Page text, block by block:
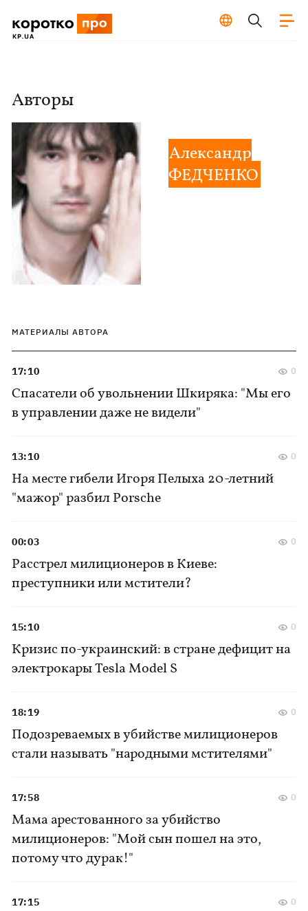
Авторы
Александр
ФЕДЧЕНКО
МАТЕРИАЛЫ АВТОРА
Спасатели об увольнении Шкиряка: "Мы его
в управлении даже не видели"
17:10 0
На месте гибели Игоря Пелыха 20-летний
"мажор" разбил Porsche
13:10 0
Расстрел милиционеров в Киеве:
преступники или мстители?
00:03 0
Кризис по-украинский: в стране дефицит на
электрокары Tesla Model S
15:10 0
Подозреваемых в убийстве милиционеров
стали называть "народными мстителями"
18:19 0
Мама арестованного за убийство
милиционеров: "Мой сын пошел на это,
потому что дурак!"
17:58 0
17:15 0